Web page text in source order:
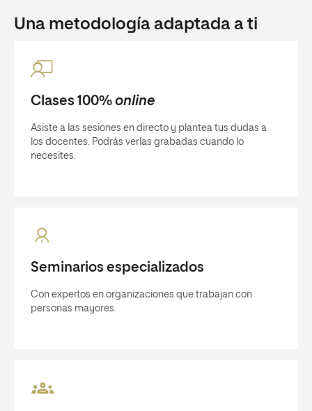
Una metodología adaptada a ti
Clases 100% online
Asiste a las sesiones en directo y plantea tus dudas a
los docentes. Podrás verlas grabadas cuando lo
necesites.
Seminarios especializados
Con expertos en organizaciones que trabajan con
personas mayores.